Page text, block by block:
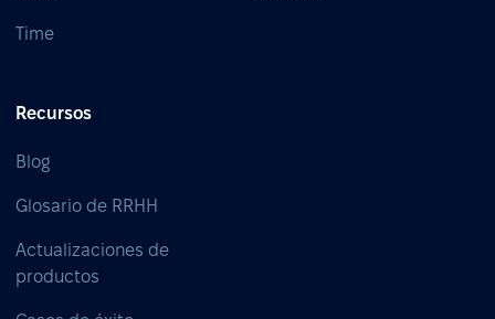
Time
Recursos
Blog
Glosario de RRHH
Actualizaciones de
productos